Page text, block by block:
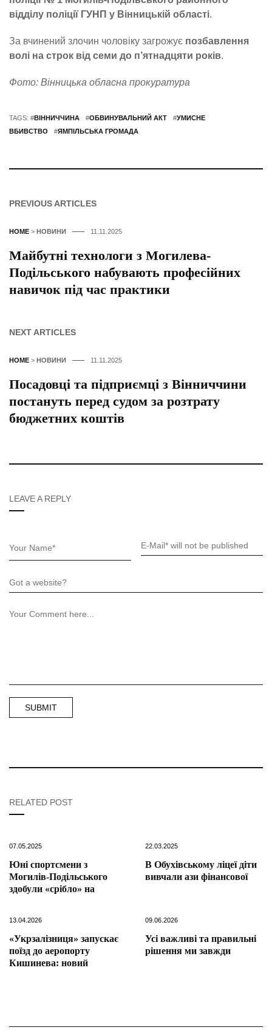
відділу поліції ГУНП у Вінницькій області.
За вчинений злочин чоловіку загрожує позбавлення
волі на строк від семи до п’ятнадцяти років.
Фото: Вінницька обласна прокуратура
TAGS: #ВІННИЧЧИНА #ОБВИНУВАЛЬНИЙ АКТ #УМИСНЕ
ВБИВСТВО
#ЯМПІЛЬСЬКА ГРОМАДА
PREVIOUS ARTICLES
HOME > НОВИНИ 11.11.2025
Майбутні технологи з Могилева-
Подільського набувають професійних
навичок під час практики
NEXT ARTICLES
HOME > НОВИНИ 11.11.2025
Посадовці та підприємці з Вінниччини
постануть перед судом за розтрату
бюджетних коштів
LEAVE A REPLY
RELATED POST
07.05.2025
Юні спортсмени з
Могилів-Подільського
здобули «срібло» на
22.03.2025
В Обухівському ліцеї діти
вивчали ази фінансової
13.04.2026
«Укрзалізниця» запускає
поїзд до аеропорту
Кишинева: новий
09.06.2026
Усі важливі та правильні
рішення ми завжди